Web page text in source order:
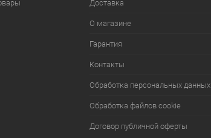
Доставка
О магазине
Гарантия
Контакты
Обработка персональных данных
Обработка файлов cookie
Договор публичной оферты